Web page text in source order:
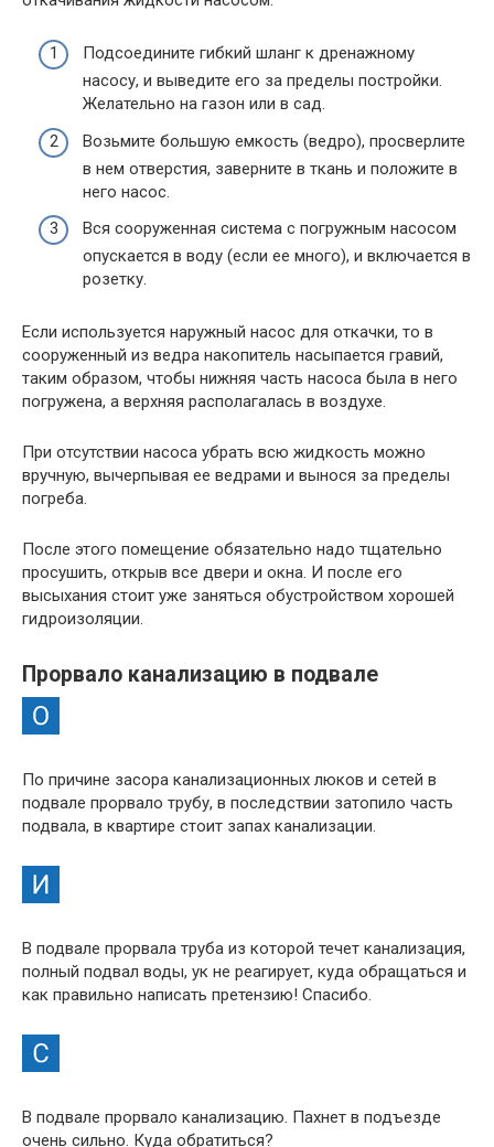
Подсоедините гибкий шланг к дренажному
насосу, и выведите его за пределы постройки.
Желательно на газон или в сад.
Возьмите большую емкость (ведро), просверлите
в нем отверстия, заверните в ткань и положите в
него насос.
Вся сооруженная система с погружным насосом
опускается в воду (если ее много), и включается в
розетку.
Если используется наружный насос для откачки, то в
сооруженный из ведра накопитель насыпается гравий,
таким образом, чтобы нижняя часть насоса была в него
погружена, а верхняя располагалась в воздухе.
При отсутствии насоса убрать всю жидкость можно
вручную, вычерпывая ее ведрами и вынося за пределы
погреба.
После этого помещение обязательно надо тщательно
просушить, открыв все двери и окна. И после его
высыхания стоит уже заняться обустройством хорошей
гидроизоляции.
Прорвало канализацию в подвале
По причине засора канализационных люков и сетей в
подвале прорвало трубу, в последствии затопило часть
подвала, в квартире стоит запах канализации.
В подвале прорвала труба из которой течет канализация,
полный подвал воды, ук не реагирует, куда обращаться и
как правильно написать претензию! Спасибо.
В подвале прорвало канализацию. Пахнет в подъезде
очень сильно. Куда обратиться?